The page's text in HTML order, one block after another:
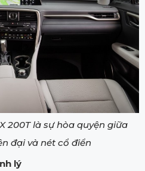
200T là sự hòa quyện giữa
đại và nét cổ điển
lý